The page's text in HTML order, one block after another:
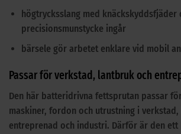
högtrycksslang med knäckskyddsfjäder
precisionsmunstycke ingår
bärsele gör arbetet enklare vid mobil
Passar för verkstad, lantbruk och
Den här batteridrivna fettsprutan passar
maskiner, fordon och utrustning i
entreprenad och industri. Därför är den